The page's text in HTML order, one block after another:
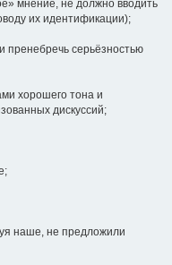
мнение, не должно вводить
их идентификации);
пренебречь серьёзностью
хорошего тона и
дискуссий;
наше, не предложили